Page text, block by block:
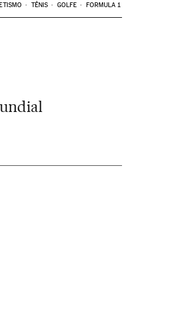
TÊNIS GOLFE FORMULA 1